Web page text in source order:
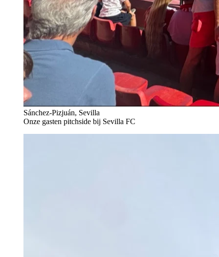
Sánchez-Pizjuán, Sevilla
Onze gasten pitchside bij Sevilla FC